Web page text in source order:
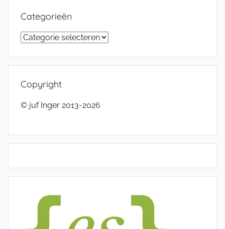
Categorieën
Categorieën
Copyright
© juf Inger 2013-2026